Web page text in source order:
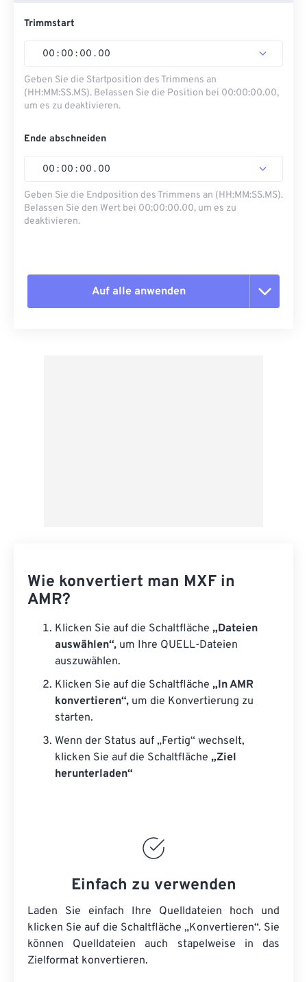
Trimmstart
00 : 00 : 00 . 00
Geben Sie die Startposition des Trimmens an
(HH:MM:SS.MS). Belassen Sie die Position bei 00:00:00.00,
um es zu deaktivieren.
Ende abschneiden
00 : 00 : 00 . 00
Geben Sie die Endposition des Trimmens an (HH:MM:SS.MS).
Belassen Sie den Wert bei 00:00:00.00, um es zu
deaktivieren.
Auf alle anwenden
Wie konvertiert man MXF in
AMR?
Klicken Sie auf die Schaltfläche „Dateien
auswählen“, um Ihre QUELL-Dateien
auszuwählen.
Klicken Sie auf die Schaltfläche „In AMR
konvertieren“, um die Konvertierung zu
starten.
Wenn der Status auf „Fertig“ wechselt,
klicken Sie auf die Schaltfläche „Ziel
herunterladen“
Einfach zu verwenden
Laden Sie einfach Ihre Quelldateien hoch und
klicken Sie auf die Schaltfläche „Konvertieren“. Sie
können Quelldateien auch stapelweise in das
Zielformat konvertieren.